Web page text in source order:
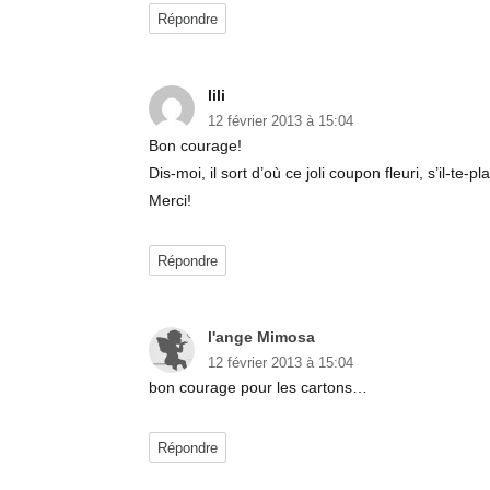
Répondre
lili
12 février 2013 à 15:04
Bon courage!
Dis-moi, il sort d’où ce joli coupon fleuri, s’il-te-
Merci!
Répondre
l'ange Mimosa
12 février 2013 à 15:04
bon courage pour les cartons…
Répondre